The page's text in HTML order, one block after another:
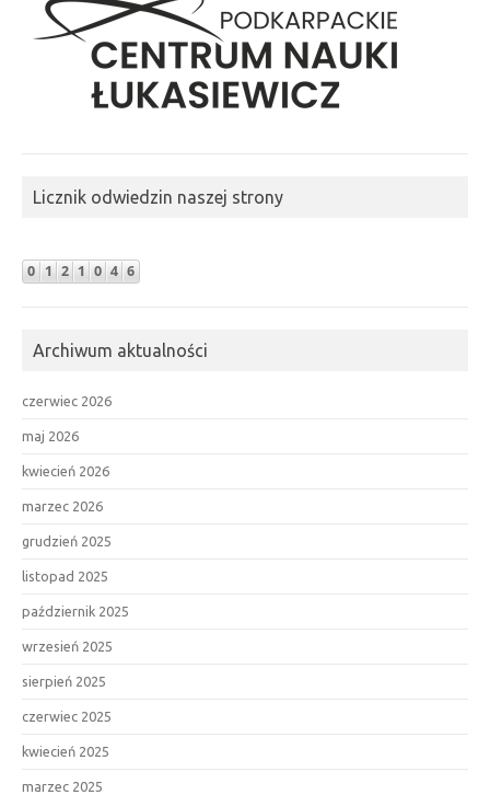
Licznik odwiedzin naszej strony
Archiwum aktualności
czerwiec 2026
maj 2026
kwiecień 2026
marzec 2026
grudzień 2025
listopad 2025
październik 2025
wrzesień 2025
sierpień 2025
czerwiec 2025
kwiecień 2025
marzec 2025